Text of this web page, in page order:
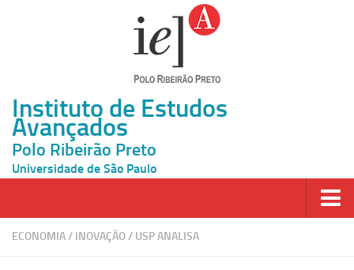
Instituto de Estudos
Avançados
Polo Ribeirão Preto
Universidade de São Paulo
Página Inicial
ECONOMIA/ INOVAÇÃO/ USP ANALISA